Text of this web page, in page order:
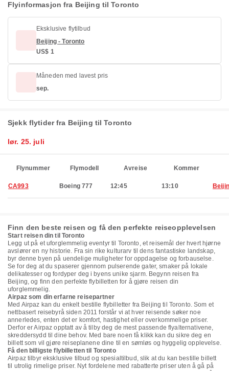
Flyinformasjon fra Beijing til Toronto
Eksklusive flytilbud
Beijing - Toronto
US$ 1
Måneden med lavest pris
sep.
Sjekk flytider fra Beijing til Toronto
lør. 25. juli
Flynummer Flymodell Avreise Kommer
CA993 Boeing 777 12:45 13:10
Finn den beste reisen og få den perfekte reiseopplevelsen
Start reisen din til Toronto
Legg ut på et uforglemmelig eventyr til Toronto, et reisemål der hvert hjørne
avslører en ny historie. Fra sin rike kulturarv til dens fantastiske landskap,
byr denne byen på uendelige muligheter for oppdagelse og forbauselse.
Se for deg at du spaserer gjennom pulserende gater, smaker på lokale
delikatesser og fordyper deg i byens unike sjarm. Begynn reisen fra
Beijing, og finn den perfekte flybilletten for å gjøre reisen din
uforglemmelig.
Airpaz som din erfarne reisepartner
Med Airpaz kan du enkelt bestille flybilletter fra Beijing til Toronto. Som et
nettbasert reisebyrå siden 2011 forstår vi at hver reisende søker noe
annerledes, enten det er komfort, hastighet eller overkommelige priser.
Derfor er Airpaz opptatt av å tilby deg de mest passende flyalternativene,
skreddersydd til dine behov. Med bare noen få klikk kan du sikre deg en
billett som vil gjøre reiseplanene dine til en sømløs og hyggelig opplevelse.
Få den billigste flybilletten til Toronto
Airpaz tilbyr eksklusive tilbud og spesialtilbud, slik at du kan bestille billett
til utrolig rimelige priser. Nyt fordelene med rabatterte priser uten å gå på